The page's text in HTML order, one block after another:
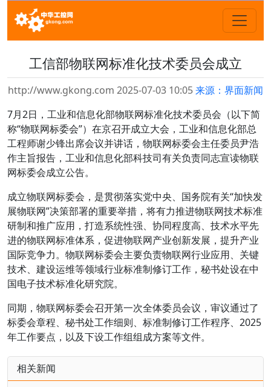
工信部物联网标准化技术委员会成立
http://www.gkong.com 2025-07-03 10:05来源：界面新闻
7月2日，工业和信息化部物联网标准化技术委员会（以下简
称“物联网标委会”）在京召开成立大会，工业和信息化部总
工程师谢少锋出席会议并讲话，物联网标委会主任委员尹浩
作主旨报告，工业和信息化部科技司有关负责同志宣读物联
网标委会成立公告。
成立物联网标委会，是贯彻落实党中央、国务院有关“加快发
展物联网”决策部署的重要举措，将有力推进物联网技术标准
研制和推广应用，打造系统性强、协同程度高、技术水平先
进的物联网标准体系，促进物联网产业创新发展，提升产业
国际竞争力。物联网标委会主要负责物联网行业应用、关键
技术、建设运维等领域行业标准制修订工作，秘书处设在中
国电子技术标准化研究院。
同期，物联网标委会召开第一次全体委员会议，审议通过了
标委会章程、秘书处工作细则、标准制修订工作程序、2025
年工作要点，以及下设工作组组成方案等文件。
相关新闻